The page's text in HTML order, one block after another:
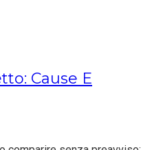
Cause E